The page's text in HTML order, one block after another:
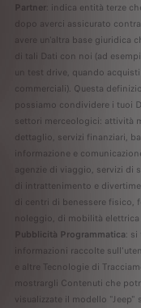
Partner: indica entità terze
dopo averci assicurato
avere un'altra base
di tali Dati con noi (ad
un test drive, quando
commerciali). Questa
possiamo condividere i tuoi
settori merceologici: attività
dettaglio, servizi finanziari,
informazione e
agenzie di viaggio, servizi di
di intrattenimento e
di centri di benessere
noleggio, di mobilità elettrica
Pubblicità Programmatica: si
informazioni raccolte
e altre Tecnologie di
mostrargli Contenuti che
visualizzate il modello